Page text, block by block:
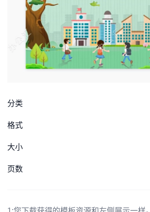
分类
格式
大小
页数